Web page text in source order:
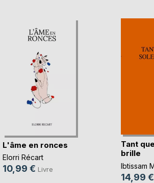
L'âme en ronces
Elorri Récart
10,99 € Livre
Tant
brille
Ibtissam
14,99 €